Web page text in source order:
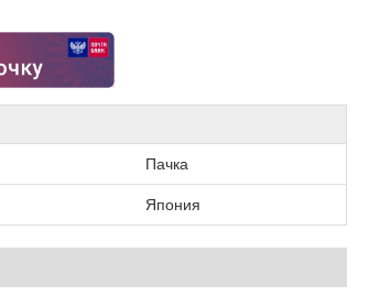
Пачка
Япония